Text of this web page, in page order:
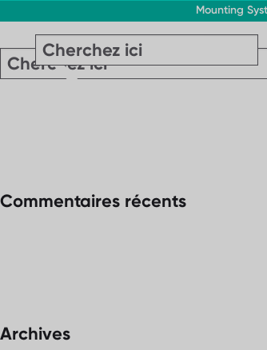
Mounting
Commentaires récents
Archives